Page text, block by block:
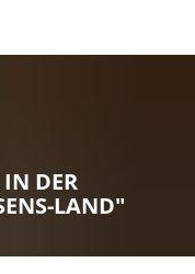
DER
LAND"